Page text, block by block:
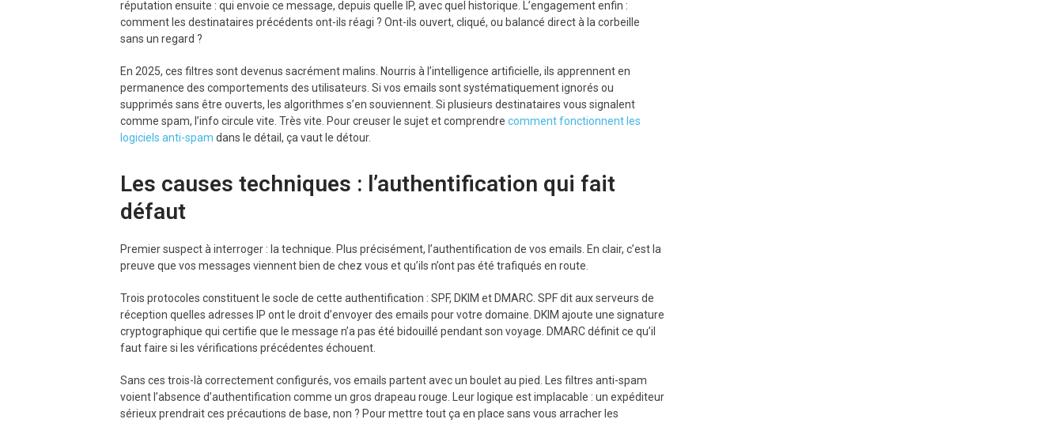
réputation ensuite : qui envoie ce message, depuis quelle IP, avec quel historique. L’engagement enfin :
comment les destinataires précédents ont-ils réagi ? Ont-ils ouvert, cliqué, ou balancé direct à la corbeille
sans un regard ?
En 2025, ces filtres sont devenus sacrément malins. Nourris à l’intelligence artificielle, ils apprennent en
permanence des comportements des utilisateurs. Si vos emails sont systématiquement ignorés ou
supprimés sans être ouverts, les algorithmes s’en souviennent. Si plusieurs destinataires vous signalent
comme spam, l’info circule vite. Très vite. Pour creuser le sujet et comprendre comment fonctionnent les
logiciels anti-spam dans le détail, ça vaut le détour.
Les causes techniques : l’authentification qui fait
défaut
Premier suspect à interroger : la technique. Plus précisément, l’authentification de vos emails. En clair, c’est la
preuve que vos messages viennent bien de chez vous et qu’ils n’ont pas été trafiqués en route.
Trois protocoles constituent le socle de cette authentification : SPF, DKIM et DMARC. SPF dit aux serveurs de
réception quelles adresses IP ont le droit d’envoyer des emails pour votre domaine. DKIM ajoute une signature
cryptographique qui certifie que le message n’a pas été bidouillé pendant son voyage. DMARC définit ce qu’il
faut faire si les vérifications précédentes échouent.
Sans ces trois-là correctement configurés, vos emails partent avec un boulet au pied. Les filtres anti-spam
voient l’absence d’authentification comme un gros drapeau rouge. Leur logique est implacable : un expéditeur
sérieux prendrait ces précautions de base, non ? Pour mettre tout ça en place sans vous arracher les